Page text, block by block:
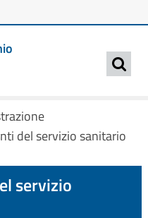
del servizio sanitario
servizio